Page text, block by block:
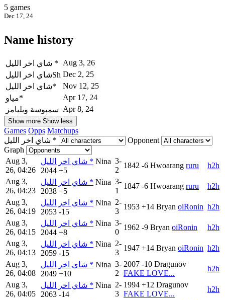
5 games
Dec 17, 24
Name history
شاي اخر الليل *
Aug 3, 26
شاي اخر الليلSh Dec 2, 25
شاي اخر الليل*
Nov 12, 25
مياو*
Apr 17, 24
سمبوسة ويليامز Apr 8, 24
Show more Show less
Games Opps Matchups
شاي اخر الليل *
Opponent
Graph
Aug 3,
26, 04:26
شاي اخر الليل * Nina
2044 +5
3-
2
1842 -6 Hwoarang ruru
h2h
Aug 3,
26, 04:23
شاي اخر الليل * Nina
2038 +5
3-
1
1847 -6 Hwoarang ruru
h2h
Aug 3,
26, 04:19
شاي اخر الليل * Nina
2053 -15
2-
3
1953 +14 Bryan oiRonin h2h
Aug 3,
26, 04:15
شاي اخر الليل * Nina
2044 +8
3-
0
1962 -9 Bryan oiRonin
h2h
Aug 3,
26, 04:13
شاي اخر الليل * Nina
2059 -15
2-
3
1947 +14 Bryan oiRonin h2h
Aug 3,
26, 04:08
شاي اخر الليل * Nina
2049 +10
3-
2
2007 -10 Dragunov
FAKE LOVE...
h2h
Aug 3,
26, 04:05
شاي اخر الليل * Nina
2063 -14
2-
3
1994 +12 Dragunov
FAKE LOVE...
h2h